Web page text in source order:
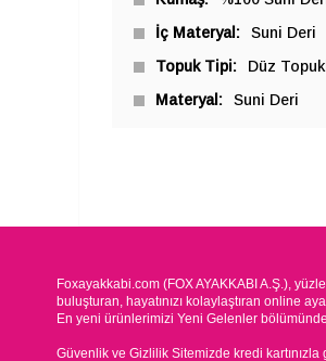
İç Materyal
Suni Deri
Topuk Tipi
Düz
Materyal
Suni Deri
Foxayakkabi.com (FOX AYAKKABI A.Ş.),
buluşturan, hayatınızı kolaylaştıran online
En yeni ürünlerimizi Yeni Gelenler
Güvenlik ve Gizlilik Sitemizde kredi